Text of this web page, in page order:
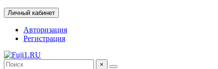
Личный кабинет
Авторизация
Регистрация
×